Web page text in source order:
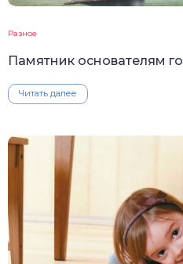
Разное
Памятник основателям
Читать далее